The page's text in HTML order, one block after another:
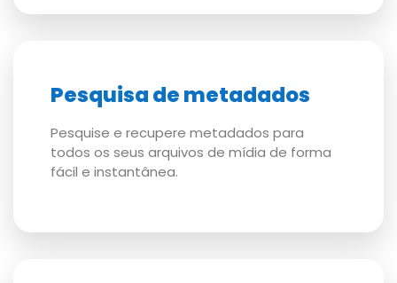
Pesquisa de metadados
Pesquise e recupere metadados para
todos os seus arquivos de mídia de forma
fácil e instantânea.